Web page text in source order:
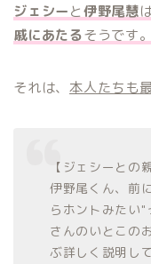
ジェシーと伊野尾慧
戚にあたるそうです。
それは、本人たちも
【ジェシーとの
伊野尾くん、前
らホントみたい
さんのいとこの
ぶ詳しく説明し